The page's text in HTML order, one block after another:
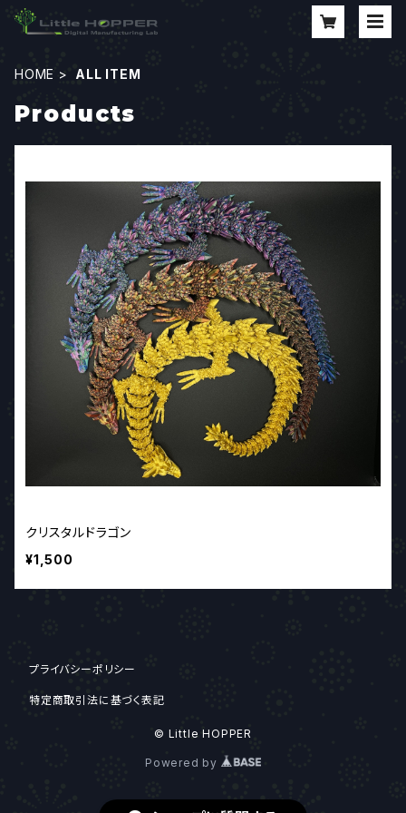
HOME ALL ITEM
Products
クリスタルドラゴン
¥1,500
プライバシーポリシー
特定商取引法に基づく表記
© Little HOPPER
Powered by